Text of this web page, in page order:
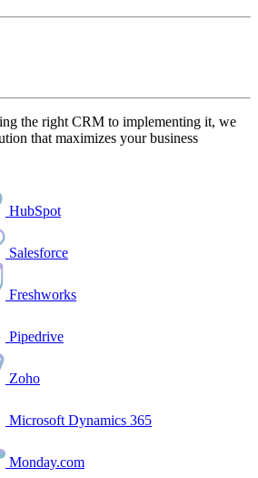
the right CRM to implementing it, we
that maximizes your business
HubSpot
Salesforce
Freshworks
Pipedrive
Zoho
Microsoft Dynamics 365
Monday.com